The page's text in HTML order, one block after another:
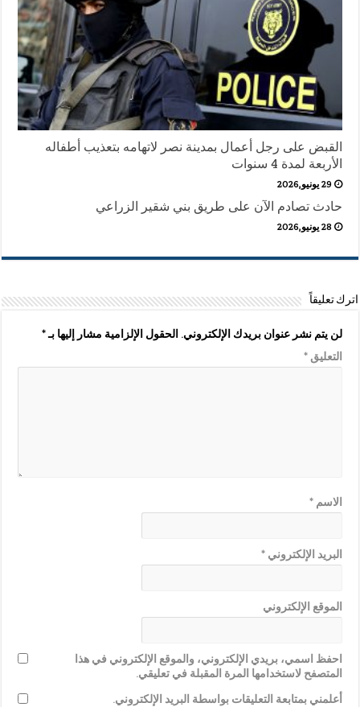
القبض على رجل أعمال بمدينة نصر لاتهامه بتعذيب أطفاله
الأربعة لمدة 4 سنوات
29 يونيو,2026
حادث تصادم الآن على طريق بني شقير الزراعي
28 يونيو,2026
اترك تعليقاً
لن يتم نشر عنوان بريدك الإلكتروني. الحقول الإلزامية مشار إليها بـ*
التعليق*
الاسم*
البريد الإلكتروني*
الموقع الإلكتروني
احفظ اسمي، بريدي الإلكتروني، والموقع الإلكتروني في هذا
المتصفح لاستخدامها المرة المقبلة في تعليقي.
أعلمني بمتابعة التعليقات بواسطة البريد الإلكتروني.